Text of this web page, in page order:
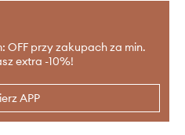
OFF przy zakupach za min.
extra -10%!
APP